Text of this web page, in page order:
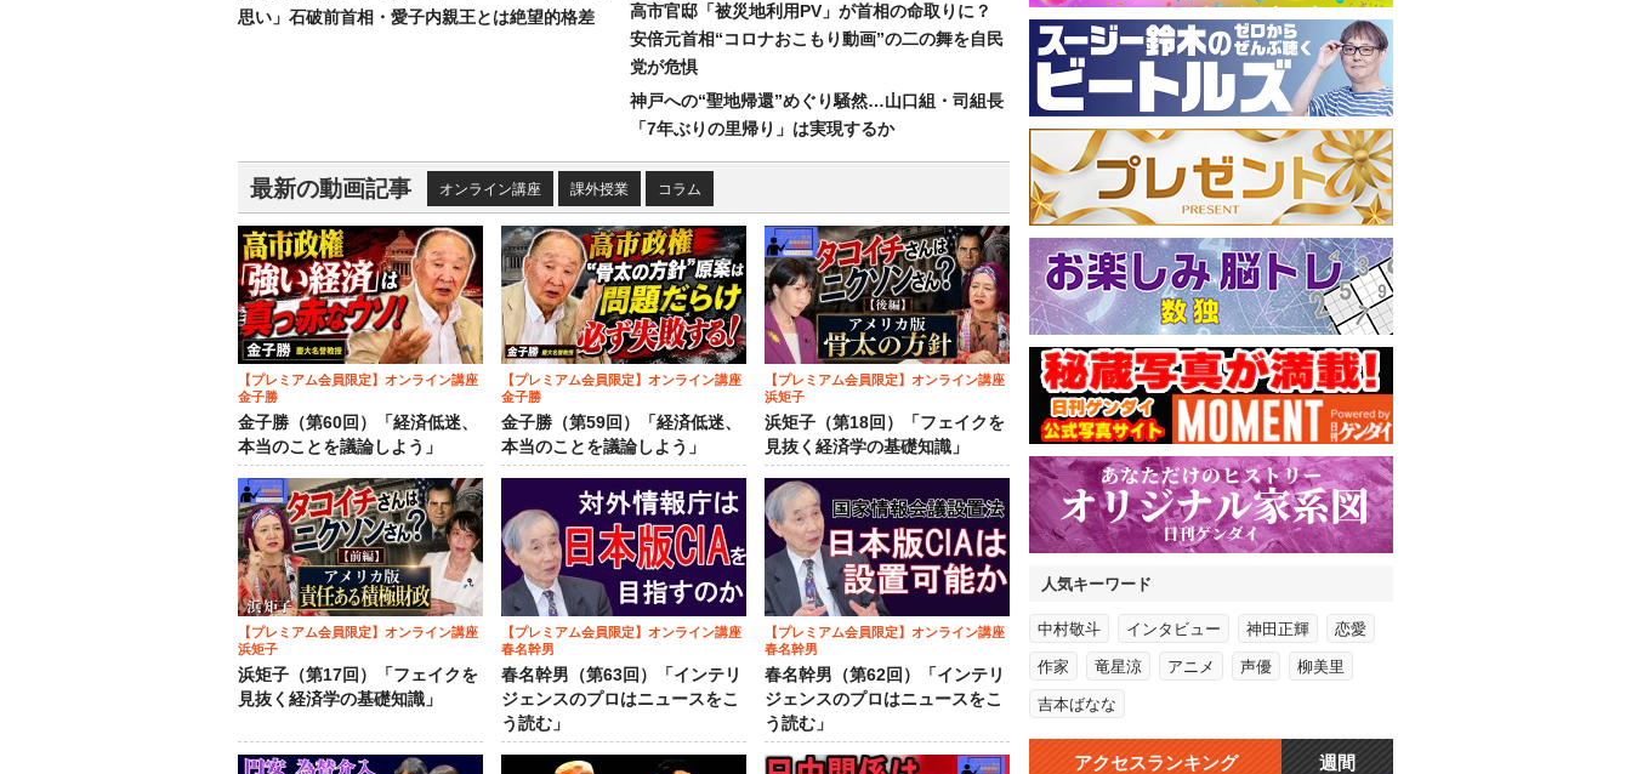
思い」石破前首相・愛子内親王とは絶望的格差
高市官邸「被災地利用PV」が首相の命取りに？
安倍元首相“コロナおこもり動画”の二の舞を自民
党が危惧
神戸への“聖地帰還”めぐり騒然…山口組・司組長
「7年ぶりの里帰り」は実現するか
最新の動画記事 オンライン講座 課外授業 コラム
【プレミアム会員限定】オンライン講座
金子勝
金子勝（第60回）「経済低迷、
本当のことを議論しよう」
【プレミアム会員限定】オンライン講座
金子勝
金子勝（第59回）「経済低迷、
本当のことを議論しよう」
【プレミアム会員限定】オンライン講座
浜矩子
浜矩子（第18回）「フェイクを
見抜く経済学の基礎知識」
【プレミアム会員限定】オンライン講座
浜矩子
浜矩子（第17回）「フェイクを
見抜く経済学の基礎知識」
【プレミアム会員限定】オンライン講座
春名幹男
春名幹男（第63回）「インテリ
ジェンスのプロはニュースをこ
う読む」
【プレミアム会員限定】オンライン講座
春名幹男
春名幹男（第62回）「インテリ
ジェンスのプロはニュースをこ
う読む」
人気キーワード
中村敬斗 インタビュー 神田正輝 恋愛
作家 竜星涼 アニメ 声優 柳美里
吉本ばなな
アクセスランキング 週間